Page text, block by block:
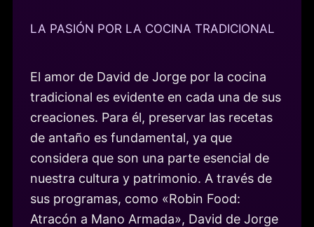
LA PASIÓN POR LA COCINA TRADICIONAL
El amor de David de Jorge por la cocina
tradicional es evidente en cada una de sus
creaciones. Para él, preservar las recetas
de antaño es fundamental, ya que
considera que son una parte esencial de
nuestra cultura y patrimonio. A través de
sus programas, como «Robin Food:
Atracón a Mano Armada», David de Jorge